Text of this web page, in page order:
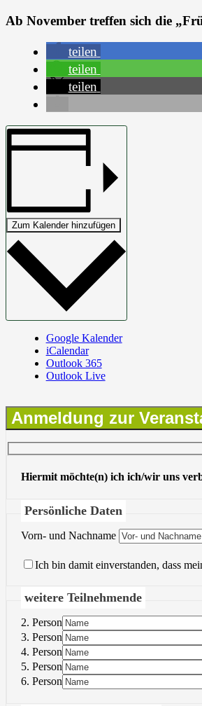
Ab November treffen sich die
teilen
teilen
teilen
Zum Kalender hinzufügen
Google Kalender
iCalendar
Outlook 365
Outlook Live
Anmeldung zur
Hiermit möchte(n) ich ich/wir uns
Persönliche Daten
Vorn- und Nachname
Ich bin damit einverstanden, dass
weitere Teilnehmende
2. Person
3. Person
4. Person
5. Person
6. Person